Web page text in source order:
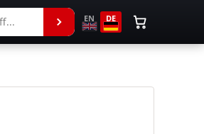
EN DE